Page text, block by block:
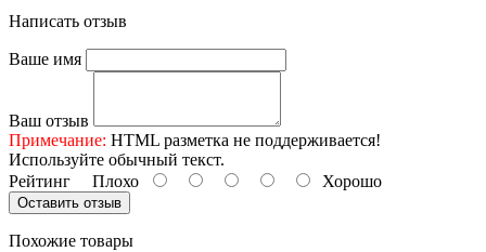
Написать отзыв
Ваше имя
Ваш отзыв
Примечание: HTML разметка не поддерживается!
Используйте обычный текст.
Рейтинг Плохо Хорошо
Оставить отзыв
Похожие товары